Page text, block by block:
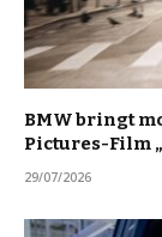
BMW bringt
Pictures-Film
29/07/2026